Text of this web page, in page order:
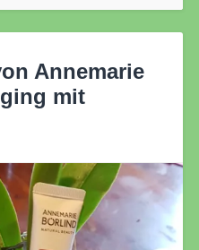
Annemarie
mit